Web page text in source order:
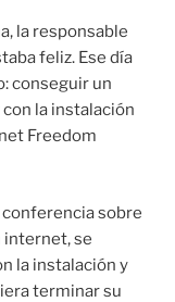
la responsable
feliz. Ese día
conseguir un
la instalación
Freedom
conferencia sobre
internet, se
la instalación y
terminar su